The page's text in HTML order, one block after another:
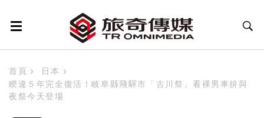
首頁
日本
睽違５年完全復活！岐阜縣飛驒市「古川祭」看裸男車拚與
夜祭今天登場